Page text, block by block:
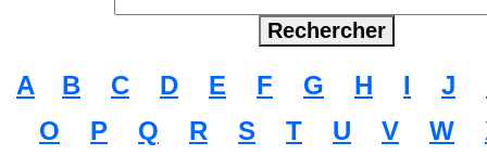
A B C D E F G H I J
O
P Q R S T U V W